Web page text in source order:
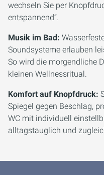
wechseln Sie per
entspannend“.
Musik im Bad:
Soundsysteme erlauben
So wird die morgendliche
kleinen Wellnessritual.
Komfort auf Knopfdruck:
Spiegel gegen Beschlag,
WC mit individuell
alltagstauglich und